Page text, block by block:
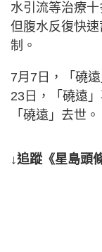
水引流等治療
但腹水反復快
制。
7月7日，「磽
23日，「磽遠
「磽遠」去世。
↓追蹤《星島頭